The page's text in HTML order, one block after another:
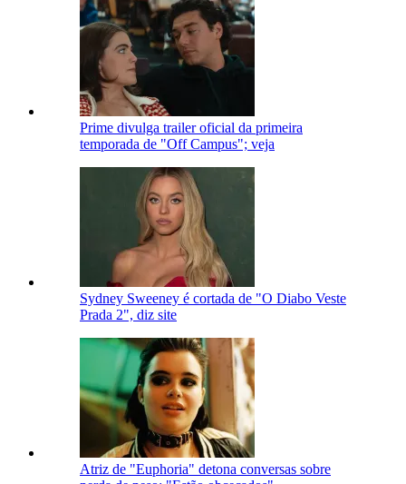
Prime divulga trailer oficial da primeira
temporada de "Off Campus"; veja
Sydney Sweeney é cortada de "O Diabo Veste
Prada 2", diz site
Atriz de "Euphoria" detona conversas sobre